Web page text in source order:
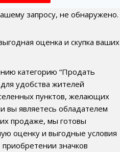
запросу, не обнаружено.
оценка и скупка ваших
категорию “Продать
удобства жителей
пунктов, желающих
вы являетесь обладателем
продаже, мы готовы
оценку и выгодные условия
значков